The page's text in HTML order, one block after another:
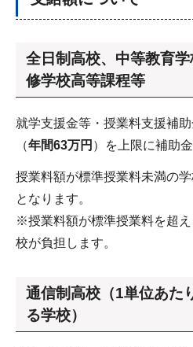
全日制高校、中等教育
修学校高等課程等
就学支援金等・授業料支援補
（年間63万円 ）を上限に補助
授業料額が標準授業料未満の
となります。
※授業料額が標準授業料を超
校が負担します。
通信制高校（1単位あた
る学校）